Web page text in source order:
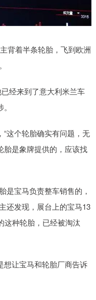
背着半条轮胎，飞到欧洲
经来到了意大利米兰车
这个轮胎确实有问题，无
胎是象牌提供的，应该找
是宝马负责整车销售的，
还发现，展台上的宝马13
这种轮胎，已经被淘汰
想让宝马和轮胎厂商告诉